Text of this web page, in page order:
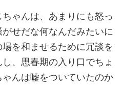
ゃんは、あまりにも怒っ
せだな何なんだみたいに
を和ませるために冗談を
、思春期の入り口でちょ
んは嘘をついていたのか